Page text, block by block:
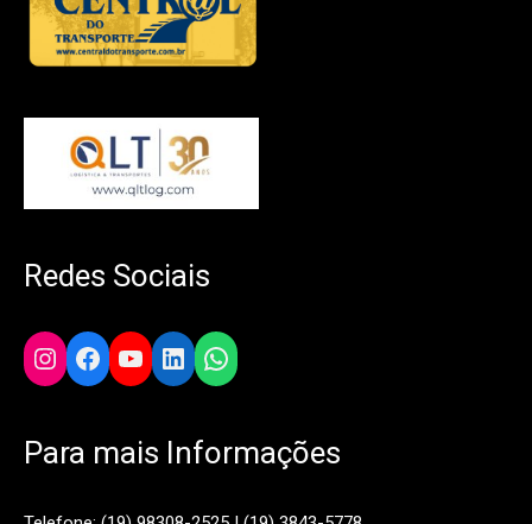
Redes Sociais
Instagram
Facebook
YouTube
LinkedIn
WhatsApp
Para mais Informações